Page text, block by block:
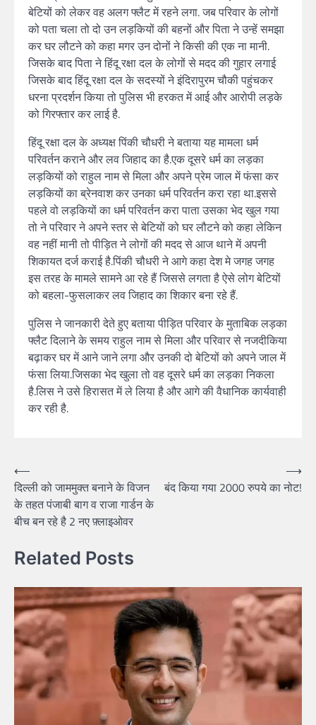
बेटियों को लेकर वह अलग फ्लैट में रहने लगा. जब परिवार के लोगों
को पता चला तो दो उन लड़कियों की बहनों और पिता ने उन्हें समझा
कर घर लौटने को कहा मगर उन दोनों ने किसी की एक ना मानी.
जिसके बाद पिता ने हिंदू रक्षा दल के लोगों से मदद की गुहार लगाई
जिसके बाद हिंदू रक्षा दल के सदस्यों ने इंदिरापुरम चौकी पहुंचकर
धरना प्रदर्शन किया तो पुलिस भी हरकत में आई और आरोपी लड़के
को गिरफ्तार कर लाई है.
हिंदू रक्षा दल के अध्यक्ष पिंकी चौधरी ने बताया यह मामला धर्म
परिवर्तन कराने और लव जिहाद का है.एक दूसरे धर्म का लड़का
लड़कियों को राहुल नाम से मिला और अपने प्रेम जाल में फंसा कर
लड़कियों का ब्रेनवाश कर उनका धर्म परिवर्तन करा रहा था.इससे
पहले वो लड़कियों का धर्म परिवर्तन करा पाता उसका भेद खुल गया
तो ने परिवार ने अपने स्तर से बेटियों को घर लौटने को कहा लेकिन
वह नहीं मानी तो पीड़ित ने लोगों की मदद से आज थाने में अपनी
शिकायत दर्ज कराई है.पिंकी चौधरी ने आगे कहा देश मे जगह जगह
इस तरह के मामले सामने आ रहे हैं जिससे लगता है ऐसे लोग बेटियों
को बहला-फुसलाकर लव जिहाद का शिकार बना रहे हैं.
पुलिस ने जानकारी देते हुए बताया पीड़ित परिवार के मुताबिक लड़का
फ्लैट दिलाने के समय राहुल नाम से मिला और परिवार से नजदीकिया
बढ़ाकर घर में आने जाने लगा और उनकी दो बेटियों को अपने जाल में
फंसा लिया.जिसका भेद खुला तो वह दूसरे धर्म का लड़का निकला
है.लिस ने उसे हिरासत में ले लिया है और आगे की वैधानिक कार्यवाही
कर रही है.
⟵
दिल्ली को जाममुक्त बनाने के विजन
के तहत पंजाबी बाग व राजा गार्डन के
बीच बन रहे है 2 नए फ़्लाइओवर
बंद किया गया 2000 रुपये का नोट!
⟶
Related Posts